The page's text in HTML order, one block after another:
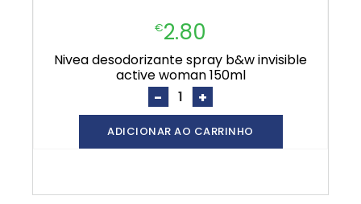
€2.80
nivea desodorizante spray b&w invisible
active woman 150ml
- +
ADICIONAR AO CARRINHO